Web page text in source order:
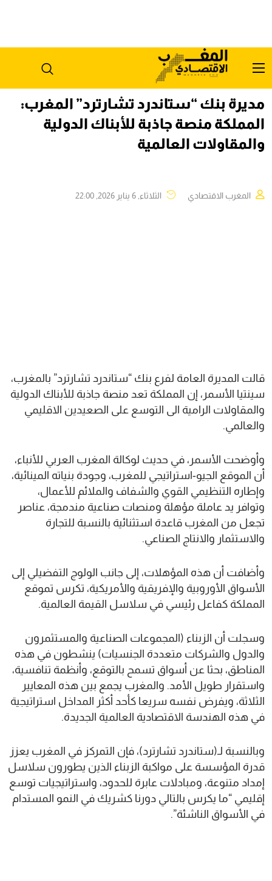
مديرة بنك “ستاندرد تشارترد” المغرب:
المملكة منصة جاذبة للأبناك الدولية
والمقاولات العالمية
المغرب الاقتصادي الثلاثاء, 6 يناير 2026, 22:00
قالت المديرة العامة لفرع بنك “ستاندرد تشارترد” بالمغرب،
سينتيا الأسمر، إن المملكة تعد منصة جاذبة للأبناك الدولية
والمقاولات الرامية الى التوسع على الصعيدين الاقليمي
والعالمي.
وأوضحت الأسمر، في حديث لوكالة المغرب العربي للأنباء،
أن الموقع الجيو-استراتيجي للمغرب، وجودة بنياته المينائية،
وإطاره التنظيمي القوي والشفاف والملائم للأعمال،
وتوافر يد عاملة مؤهلة ومنصات صناعية مندمجة، عناصر
تجعل من المغرب قاعدة استثنائية بالنسبة للتجارة
والاستثمار والانتاج الصناعي.
وأضافت أن هذه المؤهلات، إلى جانب الولوج التفضيلي إلى
الأسواق الأوروبية والإفريقية والأمريكية، تكرس تموقع
المملكة كفاعل رئيسي في سلاسل القيمة العالمية.
وسجلت أن الزبناء (المجموعات الصناعية والمستثمرون
والدول والشركات متعددة الجنسيات) ينشطون في هذه
المناطق، بحثا عن أسواق تسمح بالتوقع، وأنظمة تنافسية،
واستقرار طويل الأمد. والمغرب يجمع بين هذه المعايير
الثلاثة، ويفرض نفسه سريعا كأحد أكثر المداخل استراتيجية
في هذه الهندسة الاقتصادية العالمية الجديدة.
وبالنسبة لـ(ستاندرد تشارترد)، فإن التمركز في المغرب يعزز
قدرة المؤسسة على مواكبة الزبناء الذين يطورون سلاسل
إمداد متنوعة، ومبادلات عابرة للحدود، واستراتيجيات توسع
إقليمي “ما يكرس بالتالي دورنا كشريك في النمو المستدام
في الأسواق الناشئة”.